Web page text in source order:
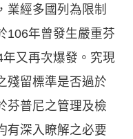
業經多國列為限制
106年曾發生嚴重芬
又再次爆發。究現
殘留標準是否過於
芬普尼之管理及檢
有深入瞭解之必要